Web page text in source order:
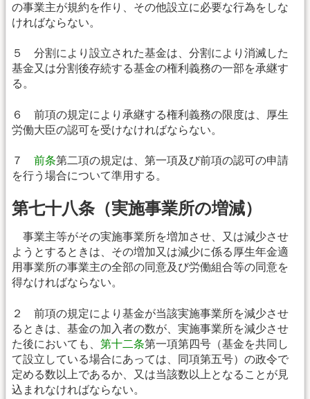
の事業主が規約を作り、その他設立に必要な行為をしな
ければならない。
５ 分割により設立された基金は、分割により消滅した
基金又は分割後存続する基金の権利義務の一部を承継す
る。
６ 前項の規定により承継する権利義務の限度は、厚生
労働大臣の認可を受けなければならない。
７ 前条第二項の規定は、第一項及び前項の認可の申請
を行う場合について準用する。
第七十八条（実施事業所の増減）
事業主等がその実施事業所を増加させ、又は減少させ
ようとするときは、その増加又は減少に係る厚生年金適
用事業所の事業主の全部の同意及び労働組合等の同意を
得なければならない。
２ 前項の規定により基金が当該実施事業所を減少させ
るときは、基金の加入者の数が、実施事業所を減少させ
た後においても、 第十二条第一項第四号（基金を共同し
て設立している場合にあっては、同項第五号）の政令で
定める数以上であるか、又は当該数以上となることが見
込まれなければならない。